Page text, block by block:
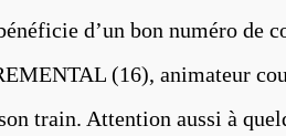
d’un bon numéro de
(16), animateur
train. Attention aussi à